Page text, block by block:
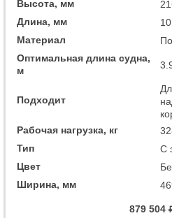
Высота, мм
Длина, мм
Материал
Оптимальная длина судна,
м
Подходит
Рабочая нагрузка, кг
Тип
С
Цвет
Ширина, мм
879 504